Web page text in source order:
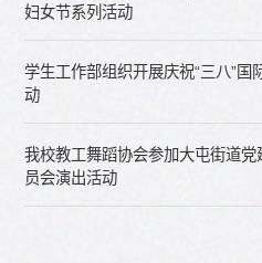
妇女节系列活动
学生工作部组织开展庆祝“三八”国
动
我校教工舞蹈协会参加大屯街道党
员会演出活动